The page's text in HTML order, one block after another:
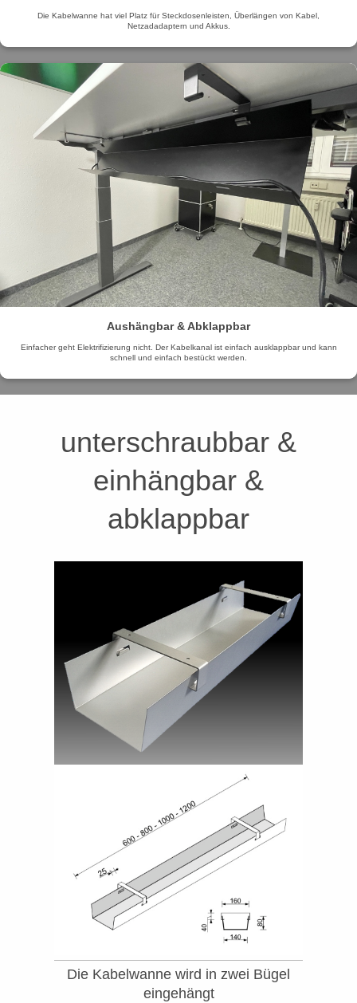
Die Kabelwanne hat viel Platz für Steckdosenleisten, Überlängen von Kabel,
Netzadadaptern und Akkus.
Aushängbar & Abklappbar
Einfacher geht Elektrifizierung nicht. Der Kabelkanal ist einfach ausklappbar und kann
schnell und einfach bestückt werden.
unterschraubbar &
einhängbar &
abklappbar
Die Kabelwanne wird in zwei Bügel
eingehängt